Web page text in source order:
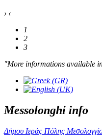
› ‹
1
2
3
"More informations available
Messolonghi info
Δήμου Ιεράς Πόλης